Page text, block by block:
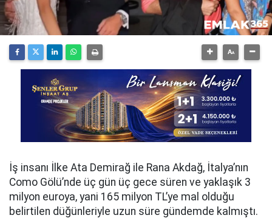
İş insanı İlke Ata Demirağ ile Rana Akdağ, İtalya’nın
Como Gölü’nde üç gün üç gece süren ve yaklaşık 3
milyon euroya, yani 165 milyon TL’ye mal olduğu
belirtilen düğünleriyle uzun süre gündemde kalmıştı.